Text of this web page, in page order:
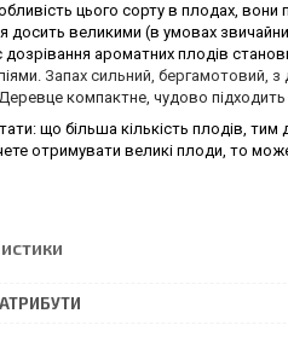
цього сорту в плодах,
великими (в умовах
дозрівання ароматних плодів
Запах сильний, бергамотовий,
компактне, чудово
що більша кількість плодів, тим
отримувати великі плоди, то